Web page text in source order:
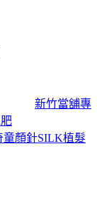
新竹當舖專
童顏針SILK植髮